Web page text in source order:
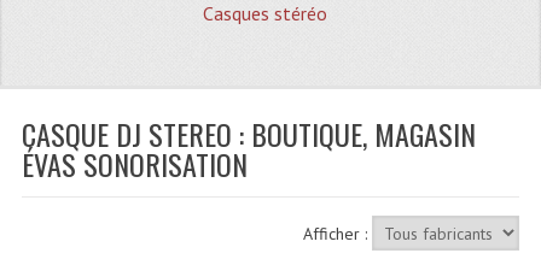
Quoi De Neuf?
Plan Acces, Horaires.
Location De Matériel
Casques stéréo
CASQUE DJ STEREO : BOUTIQUE, MAGASIN
ÉVAS SONORISATION
Afficher :